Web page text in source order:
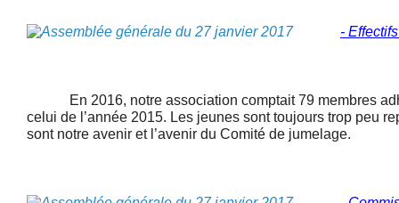
-
En 2016, notre association comptait 79 membres
celui de l’année 2015. Les jeunes sont toujours trop peu
sont notre avenir et l’avenir du Comité de jumelage.